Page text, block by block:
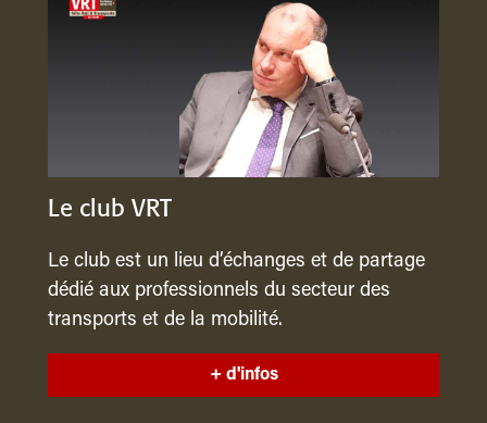
Le club VRT
Le club est un lieu d’échanges et de partage
dédié aux professionnels du secteur des
transports et de la mobilité.
+ d'infos